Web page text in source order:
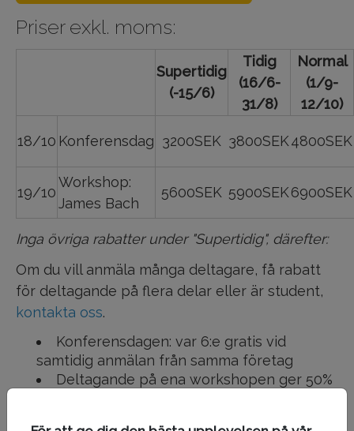
Priser exkl. moms:
Supertidig
(-15/6)
Tidig
(16/6-
31/8)
Normal
(1/9-
12/10)
18/10 Konferensdag 3200SEK 3800SEK4800SEK
19/10
Workshop:
James Bach
5600SEK 5900SEK6900SEK
Inga övriga rabatter under "Supertidig", därefter:
Om du vill anmäla många deltagare, få rabatt
för deltagande på flera delar eller är student,
kontakta oss.
Konferensdagen: var 6:e gratis vid
samtidig anmälan från samma företag
Deltagande på ena workshopen ger 50%